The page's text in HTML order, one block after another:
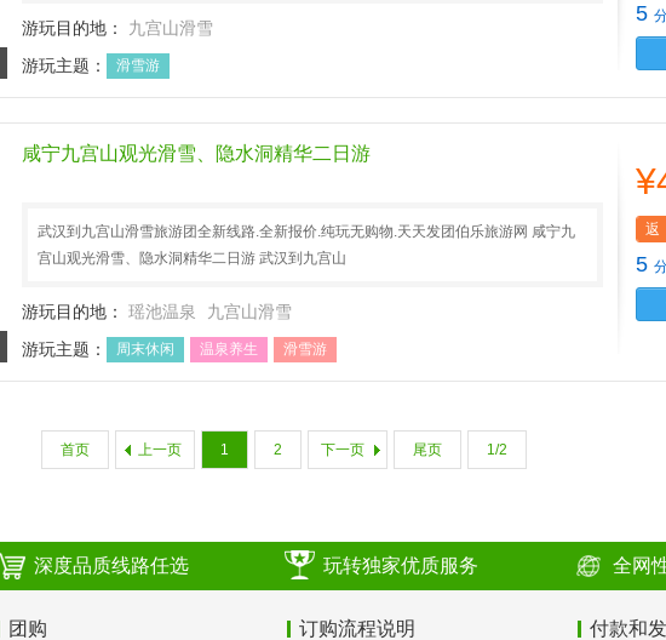
游玩目的地： 九宫山滑雪
游玩主题：
滑雪游
5
咸宁九宫山观光滑雪、隐水洞精华二日游
武汉到九宫山滑雪旅游团全新线路.全新报价.纯玩无购物.天天发团伯乐旅游网 咸宁九
宫山观光滑雪、隐水洞精华二日游 武汉到九宫山
游玩目的地： 瑶池温泉
九宫山滑雪
游玩主题：
周末休闲 温泉养生 滑雪游
返
5
首页 上一页 1 2 下一页 尾页 1/2
深度品质线路任选 玩转独家优质服务 全网
团购 订购流程说明 付款和